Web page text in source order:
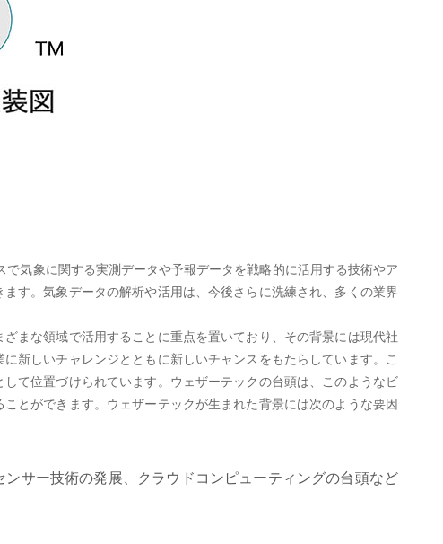
気象に関する実測データや予報データを戦略的に活用する技術やア
す。気象データの解析や活用は、今後さらに洗練され、多くの業界
まな領域で活用することに重点を置いており、その背景には現代社
新しいチャレンジとともに新しいチャンスをもたらしています。こ
て位置づけられています。ウェザーテックの台頭は、このようなビ
とができます。ウェザーテックが生まれた背景には次のような要因
サー技術の発展、クラウドコンピューティングの台頭など